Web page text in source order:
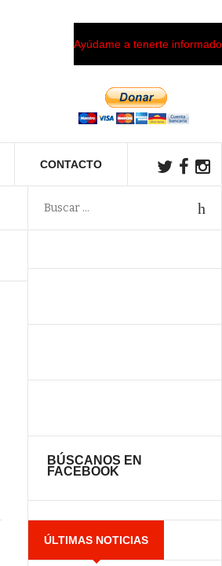
Ayúdame a tenerte informado
CONTACTO
BÚSCANOS EN
FACEBOOK
ÚLTIMAS NOTICIAS